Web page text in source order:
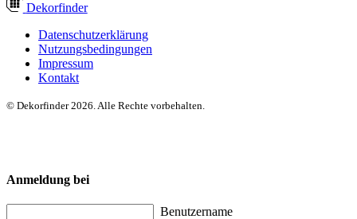
Dekorfinder
Datenschutzerklärung
Nutzungsbedingungen
Impressum
Kontakt
© Dekorfinder 2026. Alle Rechte vorbehalten.
Anmeldung bei
Benutzername